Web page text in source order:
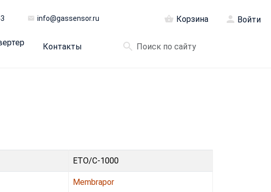
info@gassensor.ru Корзина Войти
Контакты
ETO/C-1000
Membrapor